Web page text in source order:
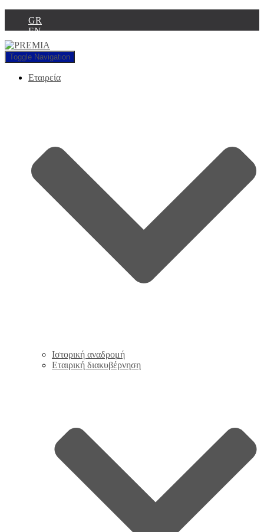
GR
EN
Toggle Navigation
Εταιρεία
Ιστορική αναδρομή
Εταιρική διακυβέρνηση